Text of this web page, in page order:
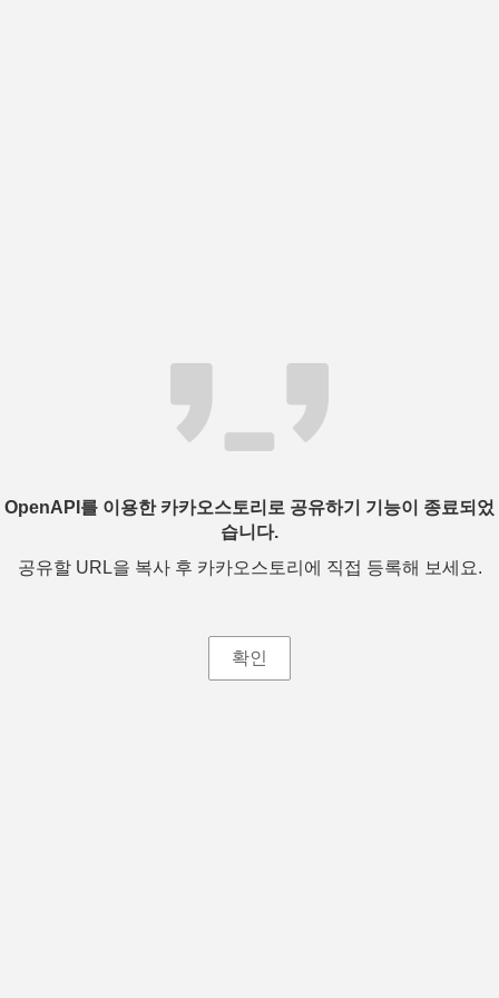
OpenAPI를 이용한 카카오스토리로 공유하기 기능이 종료되었
습니다.
공유할 URL을 복사 후 카카오스토리에 직접 등록해 보세요.
확인